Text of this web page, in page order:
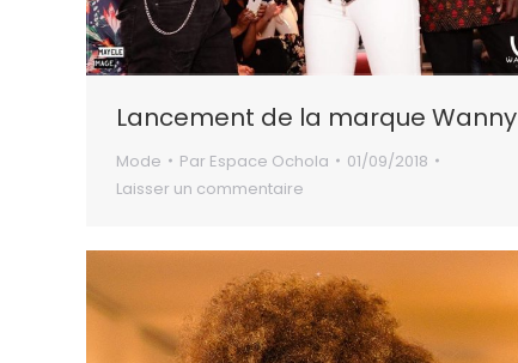
Lancement de la marque Wanny
Mode Par Espace Ochola
01/09/2018
Laisser un commentaire